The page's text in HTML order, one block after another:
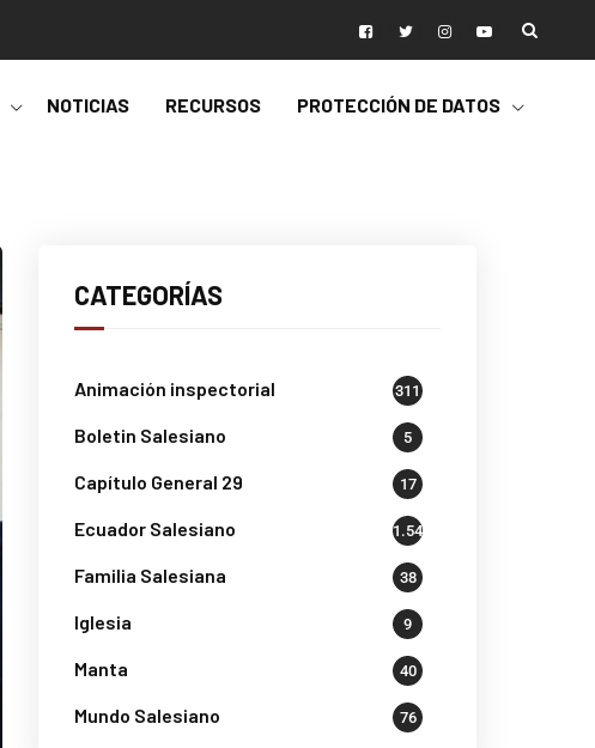
NOTICIAS RECURSOS PROTECCIÓN DE DATOS
CATEGORÍAS
Animación inspectorial 311
Boletin Salesiano 5
Capítulo General 29 17
Ecuador Salesiano 1.541
Familia Salesiana 38
Iglesia 9
Manta 40
Mundo Salesiano 76